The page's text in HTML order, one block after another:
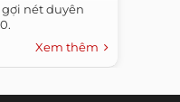
gợi nét duyên
Xem thêm